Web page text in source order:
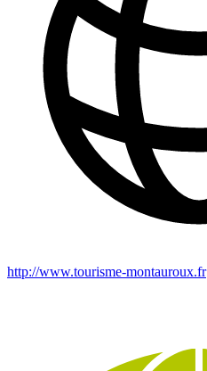
http://www.tourisme-montauroux.fr